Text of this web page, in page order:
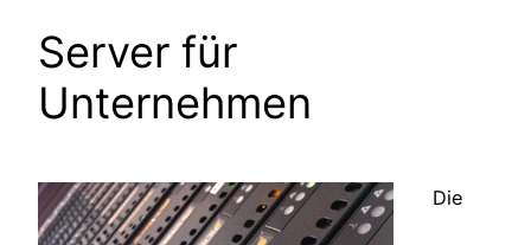
Server für
Unternehmen
Die